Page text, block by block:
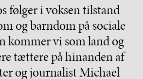
følger i voksen tilstand
og barndom på sociale
kommer vi som land og
tættere på hinanden af
og journalist Michael